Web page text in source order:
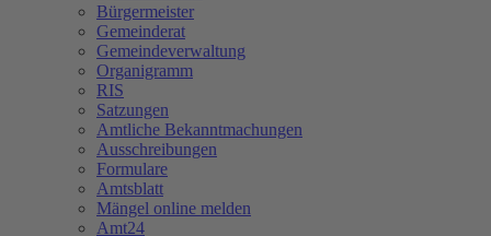
Bürgermeister
Gemeinderat
Gemeindeverwaltung
Organigramm
RIS
Satzungen
Amtliche Bekanntmachungen
Ausschreibungen
Formulare
Amtsblatt
Mängel online melden
Amt24